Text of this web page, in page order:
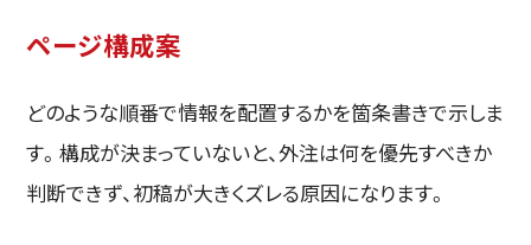
ページ構成案
どのような順番で情報を配置するかを箇条書きで示しま
す。構成が決まっていないと、外注は何を優先すべきか
判断できず、初稿が大きくズレる原因になります。